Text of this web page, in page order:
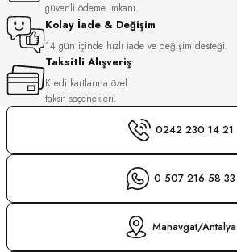
güvenli ödeme imkanı.
Kolay İade & Değişim
14 gün içinde hızlı iade ve değişim desteği.
Taksitli Alışveriş
Kredi kartlarına özel
taksit seçenekleri.
0242 230 14 21
0 507 216 58 33
Manavgat/Antalya